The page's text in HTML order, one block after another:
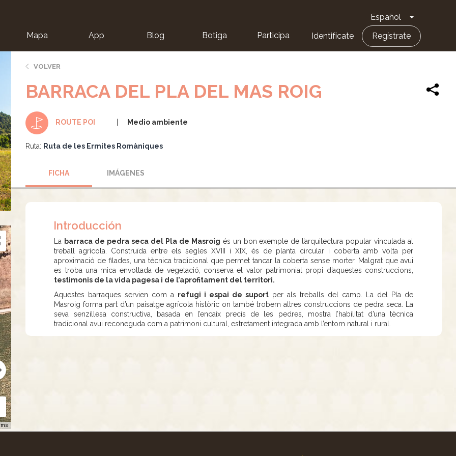
Español Toggle
Mapa App Blog Botiga Participa Identifícate Regístrate
VOLVER
BARRACA DEL PLA DEL MAS ROIG
ROUTE POI Medio ambiente
Ruta: Ruta de les Ermites Romàniques
FICHA IMÁGENES
Introducción
La barraca de pedra seca del Pla de Masroig és un bon exemple de l’arquitectura popular vinculada al
treball agrícola. Construïda entre els segles XVIII i XIX, és de planta circular i coberta amb volta per
aproximació de filades, una tècnica tradicional que permet tancar la coberta sense morter. Malgrat que avui
es troba una mica envoltada de vegetació, conserva el valor patrimonial propi d’aquestes construccions,
testimonis de la vida pagesa i de l’aprofitament del territori.
Aquestes barraques servien com a refugi i espai de suport per als treballs del camp. La del Pla de
Masroig forma part d’un paisatge agrícola històric on també trobem altres construccions de pedra seca. La
seva senzillesa constructiva, basada en l’encaix precís de les pedres, mostra l’habilitat d’una tècnica
tradicional avui reconeguda com a patrimoni cultural, estretament integrada amb l’entorn natural i rural.